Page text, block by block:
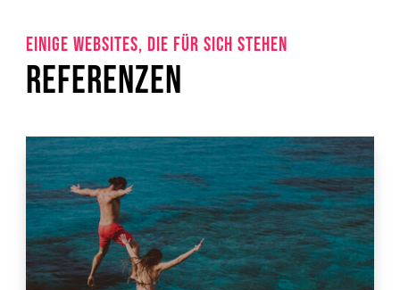
EINIGE WEBSITES, DIE FÜR SICH STEHEN
REFERENZEN